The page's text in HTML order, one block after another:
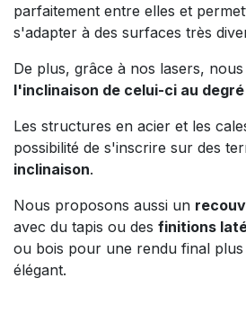
parfaitement entre elles et
s'adapter à des surfaces très
De plus, grâce à nos lasers,
l'inclinaison de celui-ci au
Les structures en acier et les
possibilité de s'inscrire sur des
inclinaison.
Nous proposons aussi un
avec du tapis ou des finitions
ou bois pour une rendu final
élégant.